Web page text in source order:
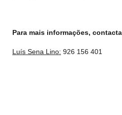
Para mais informações,
Luís Sena Lino: 926 156 401